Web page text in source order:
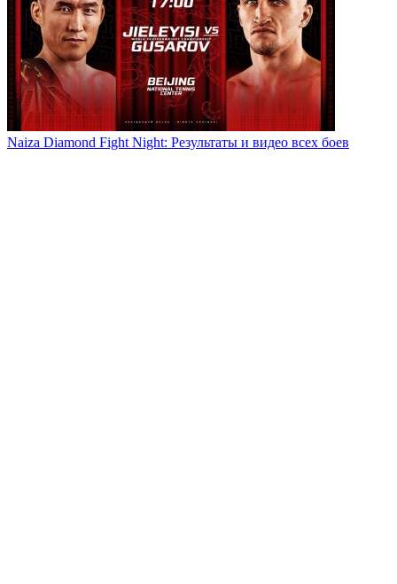
Naiza Diamond Fight Night: Результаты и видео всех боев